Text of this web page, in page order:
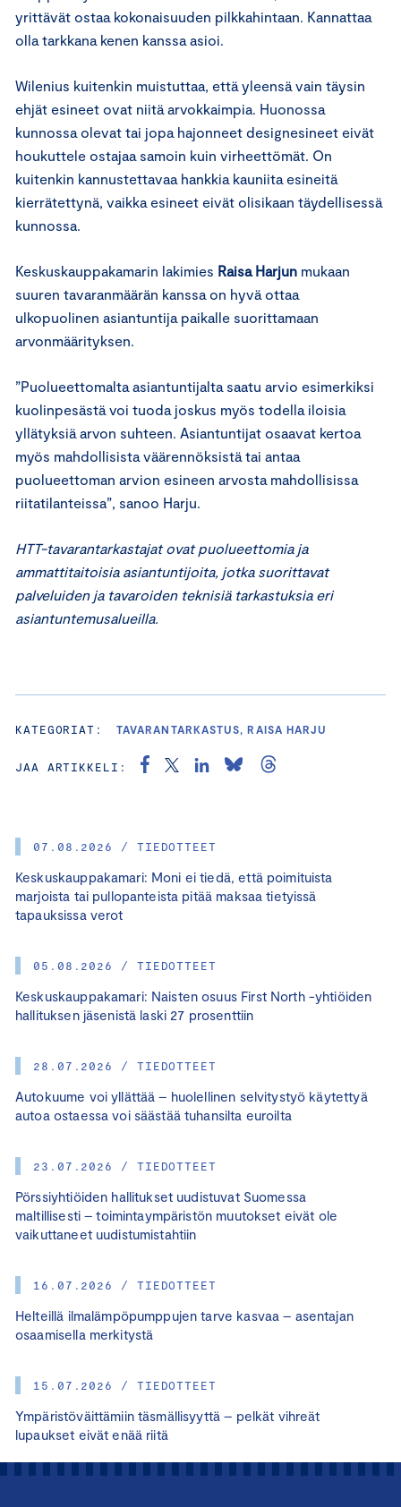
07.08.2026 / TIEDOTTEET
Keskuskauppakamari: Moni ei tiedä, että poimituista
marjoista tai pullopanteista pitää maksaa tietyissä
tapauksissa verot
05.08.2026 / TIEDOTTEET
Keskuskauppakamari: Naisten osuus First North -yhtiöiden
hallituksen jäsenistä laski 27 prosenttiin
28.07.2026 / TIEDOTTEET
Autokuume voi yllättää – huolellinen selvitystyö käytettyä
autoa ostaessa voi säästää tuhansilta euroilta
23.07.2026 / TIEDOTTEET
Pörssiyhtiöiden hallitukset uudistuvat Suomessa
maltillisesti – toimintaympäristön muutokset eivät ole
vaikuttaneet uudistumistahtiin
16.07.2026 / TIEDOTTEET
Helteillä ilmalämpöpumppujen tarve kasvaa – asentajan
osaamisella merkitystä
15.07.2026 / TIEDOTTEET
Ympäristöväittämiin täsmällisyyttä – pelkät vihreät
lupaukset eivät enää riitä
yrittävät ostaa kokonaisuuden pilkkahintaan. Kannattaa
olla tarkkana kenen kanssa asioi.
Wilenius kuitenkin muistuttaa, että yleensä vain täysin
ehjät esineet ovat niitä arvokkaimpia. Huonossa
kunnossa olevat tai jopa hajonneet designesineet eivät
houkuttele ostajaa samoin kuin virheettömät. On
kuitenkin kannustettavaa hankkia kauniita esineitä
kierrätettynä, vaikka esineet eivät olisikaan täydellisessä
kunnossa.
Keskuskauppakamarin lakimies Raisa Harjun mukaan
suuren tavaranmäärän kanssa on hyvä ottaa
ulkopuolinen asiantuntija paikalle suorittamaan
arvonmäärityksen.
”Puolueettomalta asiantuntijalta saatu arvio esimerkiksi
kuolinpesästä voi tuoda joskus myös todella iloisia
yllätyksiä arvon suhteen. Asiantuntijat osaavat kertoa
myös mahdollisista väärennöksistä tai antaa
puolueettoman arvion esineen arvosta mahdollisissa
riitatilanteissa”, sanoo Harju.
HTT-tavarantarkastajat ovat puolueettomia ja
ammattitaitoisia asiantuntijoita, jotka suorittavat
palveluiden ja tavaroiden teknisiä tarkastuksia eri
asiantuntemusalueilla.
KATEGORIAT: TAVARANTARKASTUS, RAISA HARJU
JAA ARTIKKELI: